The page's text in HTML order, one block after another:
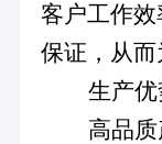
客户工作
保证，从而
生产优
高品质